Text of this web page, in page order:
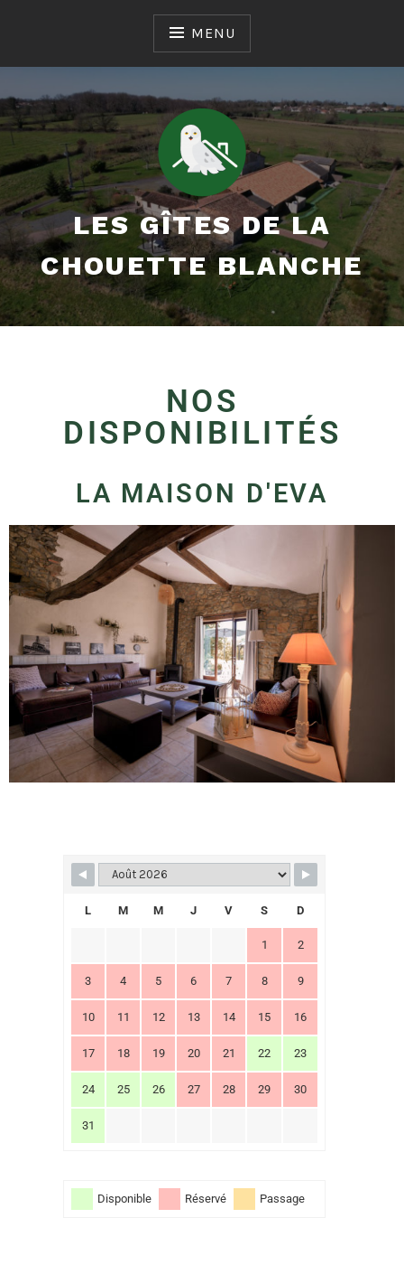
MENU
LES GÎTES DE LA
CHOUETTE BLANCHE
NOS
DISPONIBILITÉS
LA MAISON D'EVA
L M M J V S D
1 2
3 4 5 6 7 8 9
10 11 12 13 14 15 16
17 18 19 20 21 22 23
24 25 26 27 28 29 30
31
Disponible Réservé Passage